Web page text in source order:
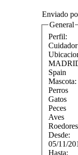
Enviado
General
Perfil:
Cuidador
Spain
Mascota:
Perros
Gatos
Peces
Aves
Roedores
Desde:
05/11/
Hasta: